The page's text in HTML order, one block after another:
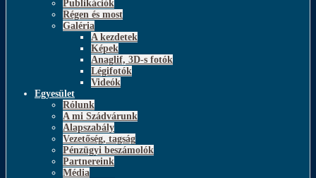
Publikációk
Régen és most
Galéria
A kezdetek
Képek
Anaglif, 3D-s fotók
Légifotók
Videók
Egyesület
Rólunk
A mi Szádvárunk
Alapszabály
Vezetőség, tagság
Pénzügyi beszámolók
Partnereink
Média